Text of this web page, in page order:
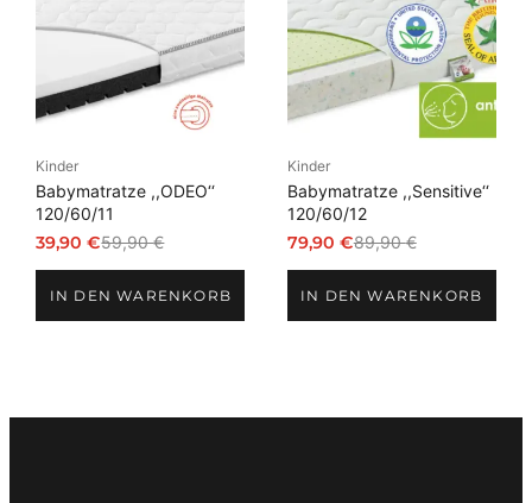
Kinder
Babymatratze ,,ODEO‘‘
120/60/11
59,90€
Ursprünglicher
war:
39,90€
Aktueller
ist:IN DEN WARENKORB
Kinder
Babymatratze ,,Sensitive‘‘
120/60/12
89,90€
Ursprünglicher
war:
79,90 €
Aktueller
ist:IN DEN WARENKORB